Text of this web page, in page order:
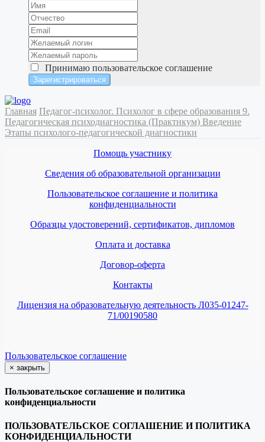
Принимаю пользовательское соглашение
Главная Педагог-психолог. Психолог в сфере образования 9.
Педагогическая психодиагностика (Практикум) Введение
Этапы психолого-педагогической диагностики
Помощь участнику
Сведения об образовательной организации
Пользовательское соглашение и политика
конфиденциальности
Образцы удостоверений, сертификатов, дипломов
Оплата и доставка
Договор-оферта
Контакты
Лицензия на образовательную деятельность Л035-01247-
71/00190580
Пользовательское соглашение
× закрыть
Пользовательское соглашение и политика
конфиденциальности
ПОЛЬЗОВАТЕЛЬСКОЕ СОГЛАШЕНИЕ И ПОЛИТИКА
КОНФИДЕНЦИАЛЬНОСТИ